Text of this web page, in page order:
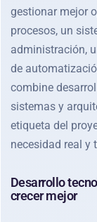
gestionar mejor
procesos, un
administración,
de
combine
sistemas y
etiqueta del
necesidad real y
Desarrollo
crecer mejor